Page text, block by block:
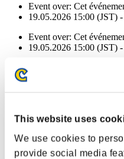
This website uses
We use cookies to
provide social media
Event over: Cet
19.05.2026 15:00 (JST)
Event over: Cet
19.05.2026 15:00 (JST)
19.05.2026 15:00 (JST)
Succès
NV personnage: 100 ou